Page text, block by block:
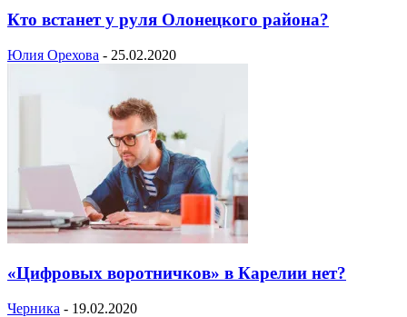
Кто встанет у руля Олонецкого района?
Юлия Орехова - 25.02.2020
«Цифровых воротничков» в Карелии нет?
Черника - 19.02.2020